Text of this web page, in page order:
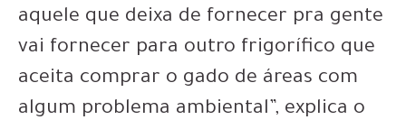
aquele que deixa de fornecer pra gente
vai fornecer para outro frigorífico que
aceita comprar o gado de áreas com
algum problema ambiental”, explica o